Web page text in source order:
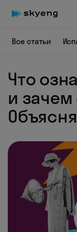
Все статьи
Что
и
Skyeng Chat
online